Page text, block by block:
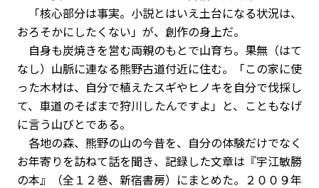
「核心部分は事実。小説とはいえ土台になる状況は、
おろそかにしたくない」が、創作の身上だ。
自身も炭焼きを営む両親のもとで山育ち。果無（はて
なし）山脈に連なる熊野古道付近に住む。「この家に使
った木材は、自分で植えたスギやヒノキを自分で伐採し
て、車道のそばまで狩川したんですよ」と、こともなげ
に言う山びとである。
各地の森、熊野の山の今昔を、自分の体験だけでなく
お年寄りを訪ねて話を聞き、記録した文章は『宇江敏勝
の本』（全１２巻、新宿書房）にまとめた。２００９年